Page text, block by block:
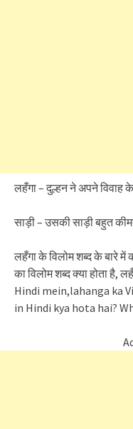
लहँगा – दुल्हन ने अपने विवाह
साड़ी – उसकी साड़ी बहुत
लहँगा के विलोम शब्द के बारे
का विलोम शब्द क्या होता है,
Hindi mein,lahanga ka
in Hindi kya hota hai?